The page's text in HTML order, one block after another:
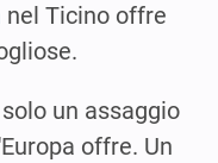
nel Ticino offre
un assaggio
offre. Un